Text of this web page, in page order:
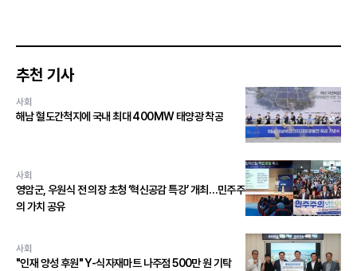
추천 기사
사회
해남 혈도간척지에 국내 최대 400MW 태양광 착공
사회
영암군, 우원식 전 의장 초청 ‘혁신공감 특강’ 개최…민주주
의 가치 공유
사회
"인재 양성 후원" Y-식자재마트 나주점 500만 원 기탁